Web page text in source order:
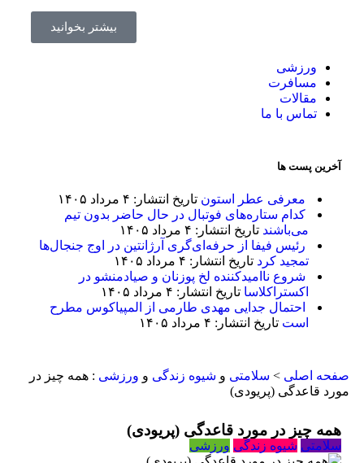
بیشتر بخوانید
ورزشی
مسافرت
مقالات
تماس با ما
آخرین پست ها
معرفی عطر استون تاریخ انتشار: ۴ مرداد ۱۴۰۵
کدام ستاره‌های فوتبال در حال حاضر بدون تیم
می‌باشند تاریخ انتشار: ۴ مرداد ۱۴۰۵
رئیس فیفا از حرفه‌ای‌گری آرژانتین در اوج جنجال‌ها
تمجید کرد تاریخ انتشار: ۴ مرداد ۱۴۰۵
شروع ناامیدکننده لخ پوزنان و صیادمنشو در
اکستراکلاسا تاریخ انتشار: ۴ مرداد ۱۴۰۵
احتمال جدایی مهدی طارمی از المپیاکوس مطرح
است تاریخ انتشار: ۴ مرداد ۱۴۰۵
صفحه اصلی > سلامتی و شیوه زندگی و ورزشی : همه چیز در
مورد قاعدگی (پریودی)
همه چیز در مورد قاعدگی (پریودی)
سلامتی شیوه زندگی ورزشی